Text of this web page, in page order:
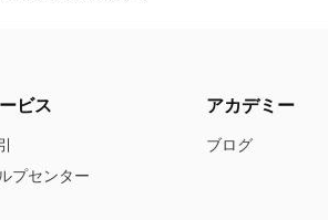
ビス
プセンター
アカデミー
ブログ